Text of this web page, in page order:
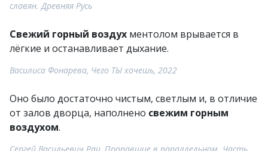
славян. Древняя Русь
Свежий горный воздух ментолом врывается в
лёгкие и останавливает дыхание.
Василиса Фонарева, Чего ТЫ хочешь, 2022
Оно было достаточно чистым, светлым и, в отличие
от залов дворца, наполнено свежим горным
воздухом.